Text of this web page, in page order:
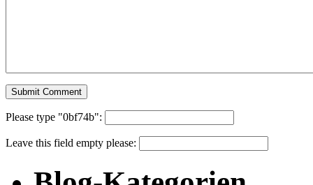
Please type "0bf74b":
Leave this field empty please: